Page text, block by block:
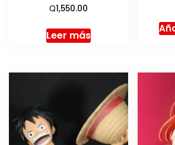
Q1,550.00
Leer más